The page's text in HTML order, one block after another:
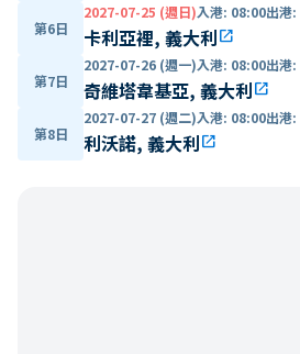
第6日
2027-07-25 (週日)入港: 08:00出港:
卡利亞裡, 義大利open_in_new
第7日
2027-07-26 (週一)入港: 08:00出港:
奇維塔韋基亞, 義大利open_in_new
第8日
2027-07-27 (週二)入港: 08:00出港:
利沃諾, 義大利open_in_new